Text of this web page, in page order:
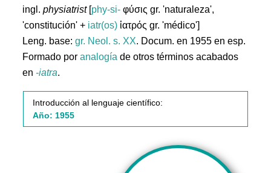
ingl.physiatrist[phy-si- φύσις gr. 'naturaleza',
'constitución' + iatr(os) ἰατρός gr. 'médico']
Leng. base:gr. Neol. s. XX. Docum. en 1955 en esp.
Formado poranalogía de otros términos acabados
en -iatra.
Introducción al lenguaje científico:
Año: 1955